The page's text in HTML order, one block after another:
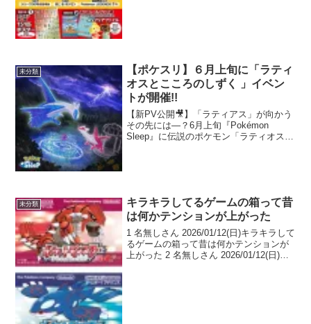
未分類
【ポケスリ】６月上旬に「ラティ
オスとこころのしずく 」イベン
トが開催!!
【新PV公開🎥】「ラティアス」が向かう
その先には—？6月上旬『Pokémon
Sleep』に伝説のポケモン「ラティオス」
未分類
キラキラしてるゲームの箱って昔
は何かテンションが上がった
1 名無しさん 2026/01/12(日)キラキラして
るゲームの箱って昔は何かテンションが
上がった 2 名無しさん 2026/01/12(日)ソ